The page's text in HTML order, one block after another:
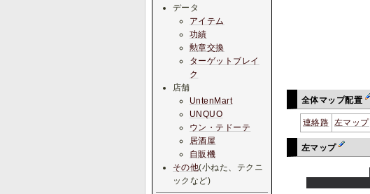
全体マップ配置
連絡路 左マップ
左マップ
データ
アイテム
功績
勲章交換
ターゲットブレイ
ク
店舗
UntenMart
UNQUO
ウン・テドーテ
居酒屋
自販機
その他(小ねた、テクニ
ックなど)